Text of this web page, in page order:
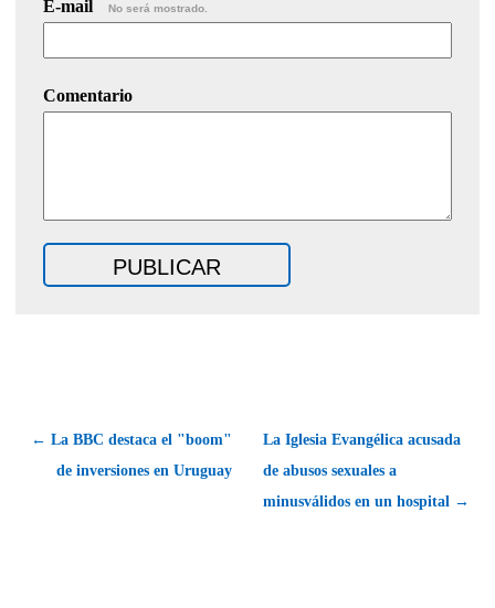
E-mail No será mostrado.
Comentario
← La BBC destaca el "boom"
de inversiones en Uruguay
La Iglesia Evangélica acusada
de abusos sexuales a
minusválidos en un hospital →